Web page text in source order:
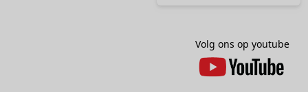
Volg ons op youtube